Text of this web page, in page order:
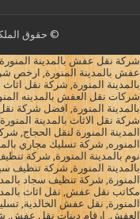
© حقوق الملكية 2026, جميع الحقوق
شركة نقل عفش بالمدينة
عفش بالمدينة المنورة, ارخص
بالمدينة المنورة, شركة نقل اثاث
شركات نقل العفش بالمدينه
بالمدينة المنورة, افضل شركة
شركة نقل الاثاث بالمدينة
المدينة المنورة لنقل الحجاج,
المنوره, شركة تسليك مجاري
نوم بالمدينة المنورة, شركة
بالمدينة المنورة, شركة تنظيف
المنورة, شركة تنظيف سجاد
مكاتب نقل عفش, نقل اثاث
المنورة, نقل عفش الخالدية,
العفش, ارقام دينات نقل عفش,